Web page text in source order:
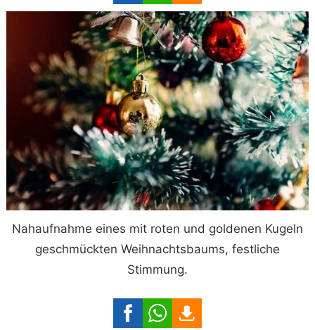
Nahaufnahme eines mit roten und goldenen Kugeln
geschmückten Weihnachtsbaums, festliche
Stimmung.